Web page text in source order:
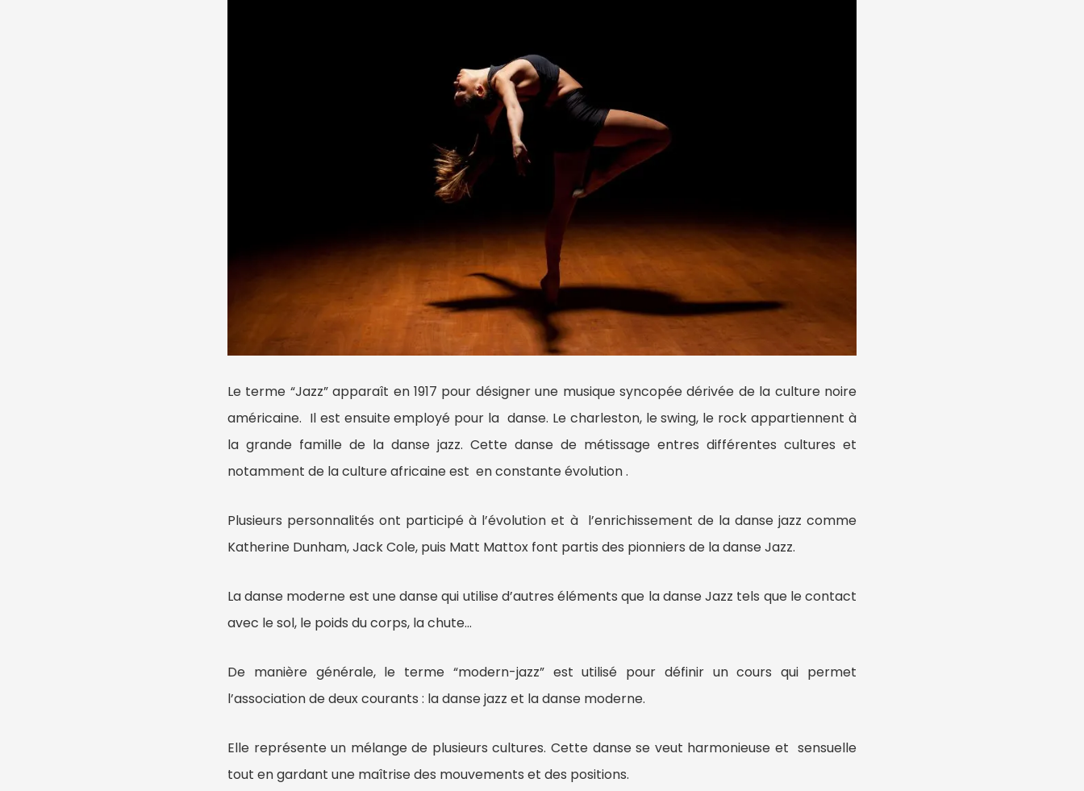
Le terme “Jazz” apparaît en 1917 pour désigner une musique syncopée dérivée de la culture noire
américaine. Il est ensuite employé pour la danse. Le charleston, le swing, le rock appartiennent à
la grande famille de la danse jazz. Cette danse de métissage entres différentes cultures et
notamment de la culture africaine est en constante évolution .
Plusieurs personnalités ont participé à l’évolution et à l’enrichissement de la danse jazz comme
Katherine Dunham, Jack Cole, puis Matt Mattox font partis des pionniers de la danse Jazz.
La danse moderne est une danse qui utilise d’autres éléments que la danse Jazz tels que le contact
avec le sol, le poids du corps, la chute…
De manière générale, le terme “modern-jazz” est utilisé pour définir un cours qui permet
l’association de deux courants : la danse jazz et la danse moderne.
Elle représente un mélange de plusieurs cultures. Cette danse se veut harmonieuse et sensuelle
tout en gardant une maîtrise des mouvements et des positions.